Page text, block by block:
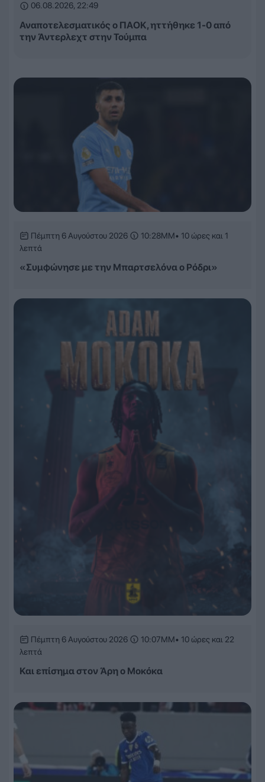
06.08.2026, 22:49
Αναποτελεσματικός ο ΠΑΟΚ, ηττήθηκε 1-0 από
την Άντερλεχτ στην Τούμπα
Πέμπτη 6 Αυγούστου 2026 10:28ΜΜ• 10 ώρες και 1
λεπτά
«Συμφώνησε με την Μπαρτσελόνα ο Ρόδρι»
Πέμπτη 6 Αυγούστου 2026 10:07ΜΜ• 10 ώρες και 22
λεπτά
Και επίσημα στον Άρη ο Μοκόκα